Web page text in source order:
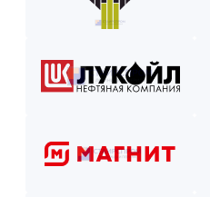
Как оплатить?
Оставьте заявку на
Получите смету и
Выберите способ
Отслеживайте этапы
Оплатите остаток
и наслаждайтесь